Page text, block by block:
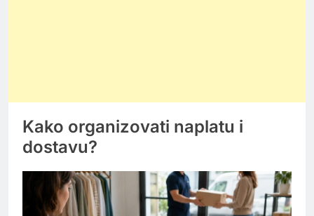
Kako organizovati naplatu i
dostavu?